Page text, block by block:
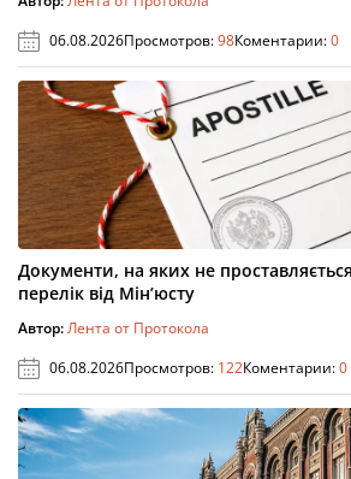
06.08.2026Просмотров:98Коментарии:0
Документи, на яких не
перелік від Мін’юсту
Автор:Лента от Протокола
06.08.2026Просмотров: 122Коментарии:0